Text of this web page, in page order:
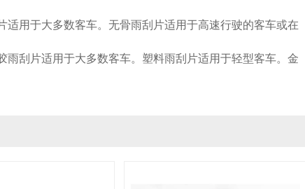
用于大多数客车。无骨雨刮片适用于高速行驶的客车或在
刮片适用于大多数客车。塑料雨刮片适用于轻型客车。金